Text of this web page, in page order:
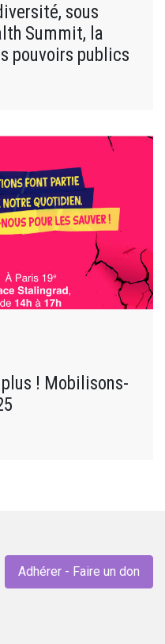
sous
Summit, la
pouvoirs publics
! Mobilisons-
Adhérer - Faire un don